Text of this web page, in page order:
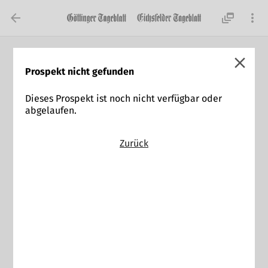
 dynamic_feed 
close
Prospekt nicht gefunden
Dieses Prospekt ist noch nicht verfügbar oder
abgelaufen.
Zurück